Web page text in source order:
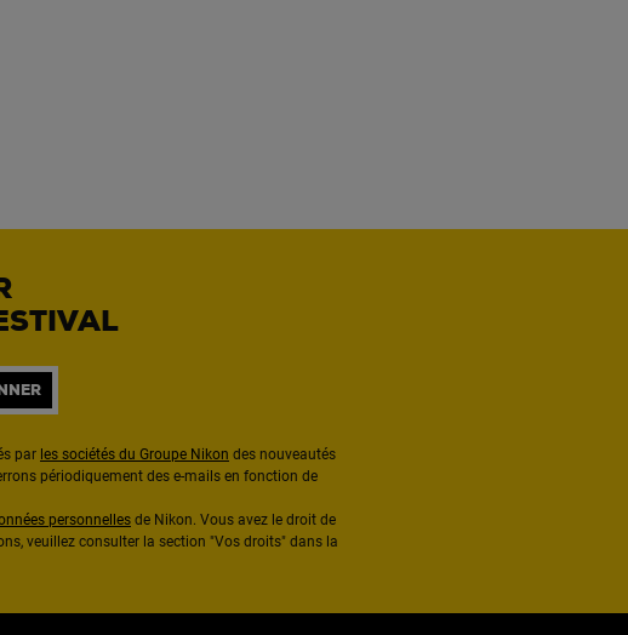
par les sociétés du Groupe Nikon des nouveautés
périodiquement des e-mails en fonction de
personnelles de Nikon. Vous avez le droit de
veuillez consulter la section "Vos droits" dans la